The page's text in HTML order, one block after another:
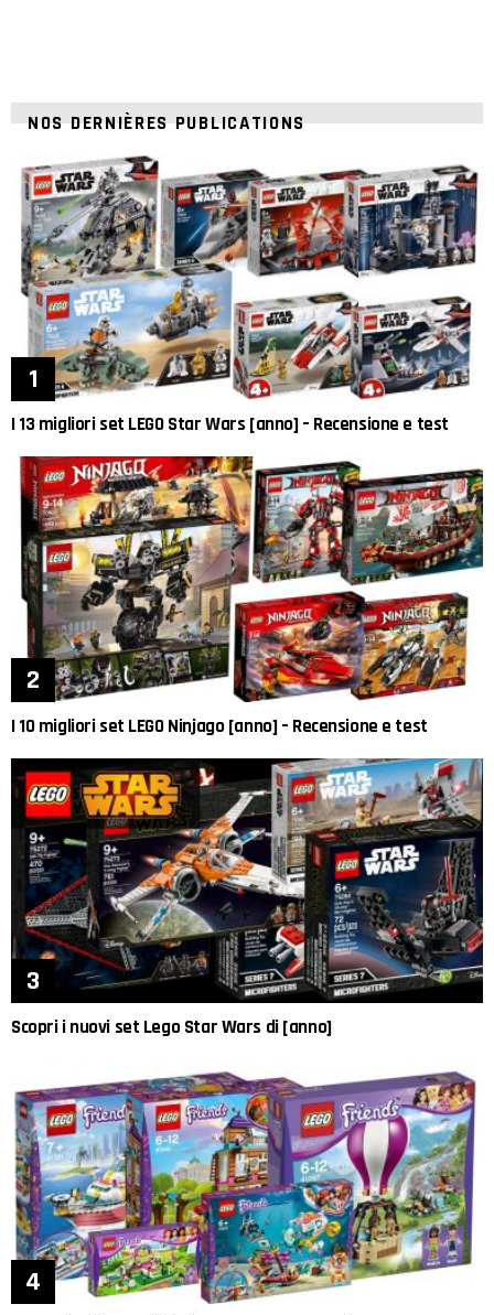
NOS DERNIÈRES PUBLICATIONS
I 13 migliori set LEGO Star Wars [anno] – Recensione e test
I 10 migliori set LEGO Ninjago [anno] – Recensione e test
Scopri i nuovi set Lego Star Wars di [anno]